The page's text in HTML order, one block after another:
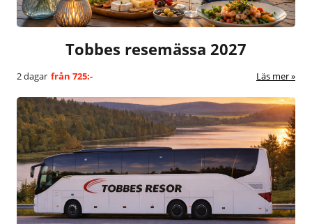
Tobbes resemässa 2027
2 dagar från725:- Läs mer